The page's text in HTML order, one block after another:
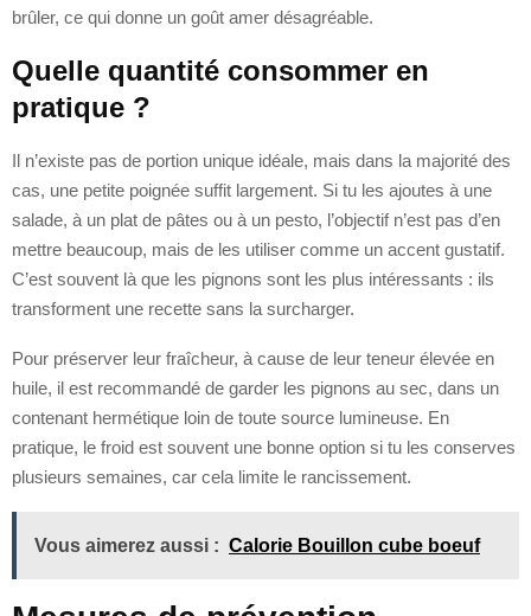
brûler, ce qui donne un goût amer désagréable.
Quelle quantité consommer en
pratique ?
Il n’existe pas de portion unique idéale, mais dans la majorité des
cas, une petite poignée suffit largement. Si tu les ajoutes à une
salade, à un plat de pâtes ou à un pesto, l’objectif n’est pas d’en
mettre beaucoup, mais de les utiliser comme un accent gustatif.
C’est souvent là que les pignons sont les plus intéressants : ils
transforment une recette sans la surcharger.
Pour préserver leur fraîcheur, à cause de leur teneur élevée en
huile, il est recommandé de garder les pignons au sec, dans un
contenant hermétique loin de toute source lumineuse. En
pratique, le froid est souvent une bonne option si tu les conserves
plusieurs semaines, car cela limite le rancissement.
Vous aimerez aussi : Calorie Bouillon cube boeuf